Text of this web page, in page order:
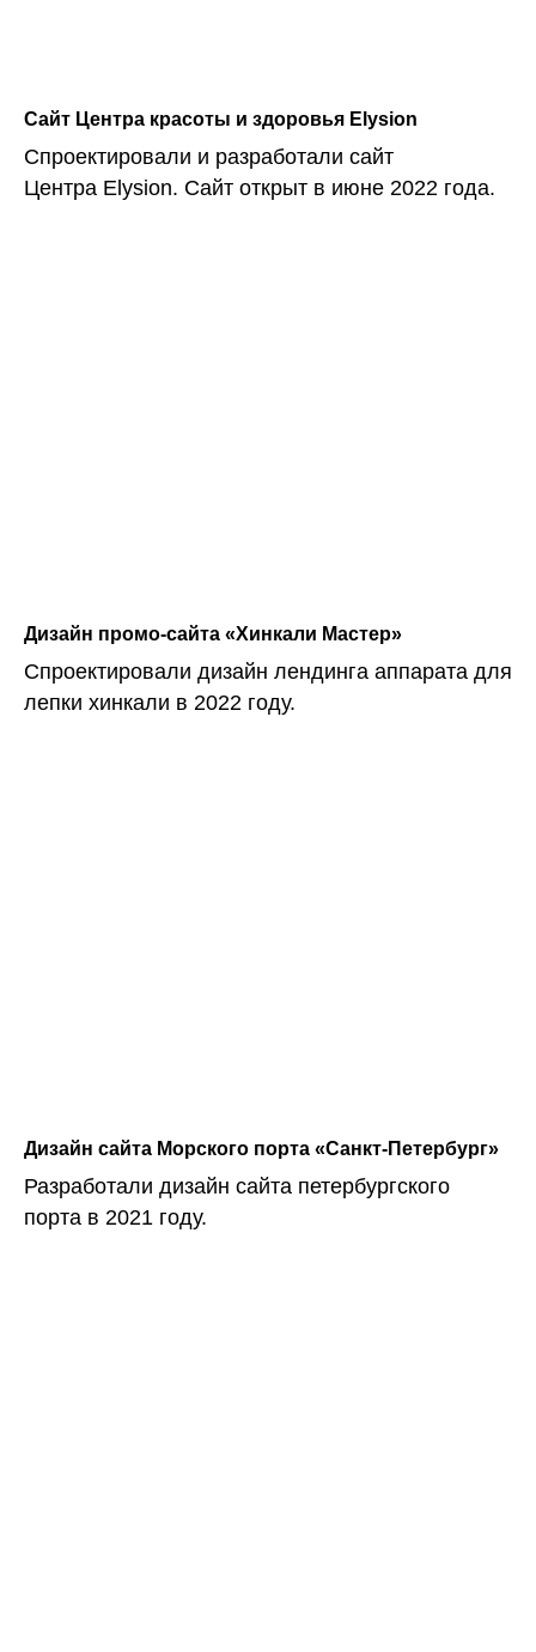
Сайт Центра красоты и здоровья Elysion
Спроектировали и разработали сайт
Центра Elysion. Сайт открыт в июне 2022 года.
Дизайн промо-сайта «Хинкали Мастер»
Спроектировали дизайн лендинга аппарата для
лепки хинкали в 2022 году.
Дизайн сайта Морского порта «Санкт-Петербург»
Разработали дизайн сайта петербургского
порта в 2021 году.